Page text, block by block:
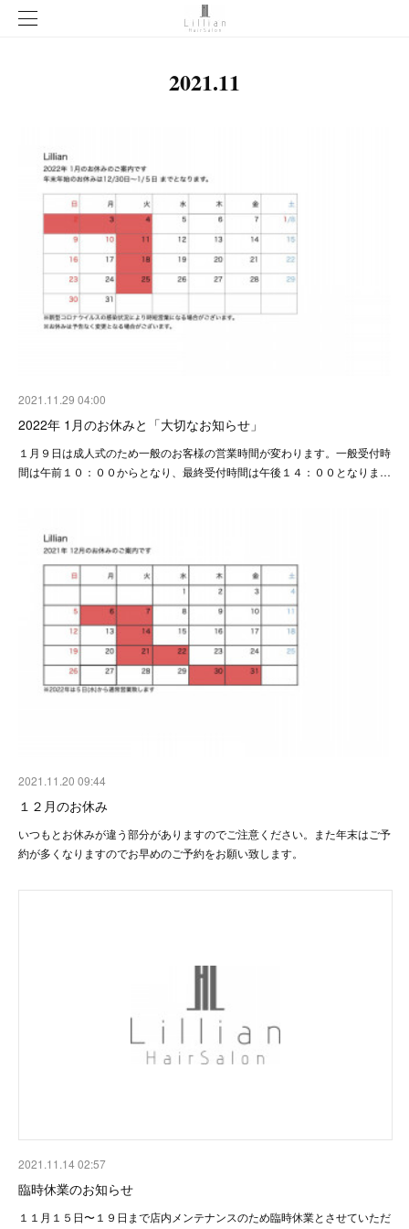
2021.11
2021.11.29 04:00
2022年 1月のお休みと「大切なお知らせ」
１月９日は成人式のため一般のお客様の営業時間が変わります。一般受付時
間は午前１０：００からとなり、最終受付時間は午後１４：００となりま…
2021.11.20 09:44
１２月のお休み
いつもとお休みが違う部分がありますのでご注意ください。また年末はご予
約が多くなりますのでお早めのご予約をお願い致します。
2021.11.14 02:57
臨時休業のお知らせ
１１月１５日〜１９日まで店内メンテナンスのため臨時休業とさせていただ